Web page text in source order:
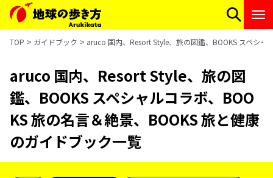
TOP ガイドブック aruco 国内、Resort Style、旅の図鑑、BOOKS スペシ
aruco 国内、Resort Style、旅の図
鑑、BOOKS スペシャルコラボ、BOO
KS 旅の名言＆絶景、BOOKS 旅と健康
のガイドブック一覧